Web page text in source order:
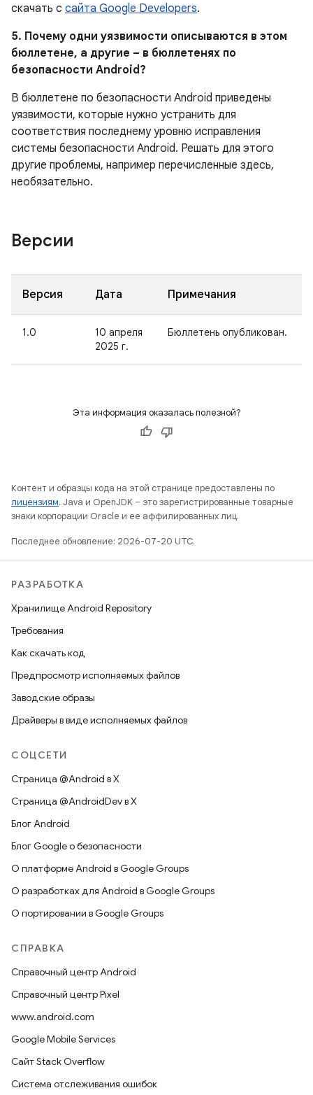
скачать с сайта Google Developers.
5. Почему одни уязвимости описываются в этом
бюллетене, а другие – в бюллетенях по
безопасности Android?
В бюллетене по безопасности Android приведены
уязвимости, которые нужно устранить для
соответствия последнему уровню исправления
системы безопасности Android. Решать для этого
другие проблемы, например перечисленные здесь,
необязательно.
Версии
Версия Дата Примечания
1.0
10 апреля
2025 г.
Бюллетень опубликован.
Эта информация оказалась полезной?
Контент и образцы кода на этой странице предоставлены по
лицензиям. Java и OpenJDK – это зарегистрированные товарные
знаки корпорации Oracle и ее аффилированных лиц.
Последнее обновление: 2026-07-20 UTC.
РАЗРАБОТКА
Хранилище Android Repository
Требования
Как скачать код
Предпросмотр исполняемых файлов
Заводские образы
Драйверы в виде исполняемых файлов
СОЦСЕТИ
Страница @Android в X
Страница @AndroidDev в X
Блог Android
Блог Google о безопасности
О платформе Android в Google Groups
О разработках для Android в Google Groups
О портировании в Google Groups
СПРАВКА
Справочный центр Android
Справочный центр Pixel
www.android.com
Google Mobile Services
Сайт Stack Overflow
Система отслеживания ошибок